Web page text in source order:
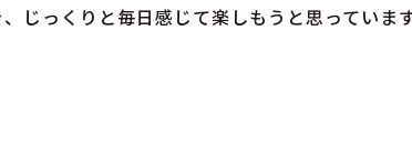
じっくりと毎日感じて楽しもうと思っています